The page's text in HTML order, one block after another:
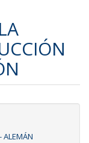
ALEMÁN